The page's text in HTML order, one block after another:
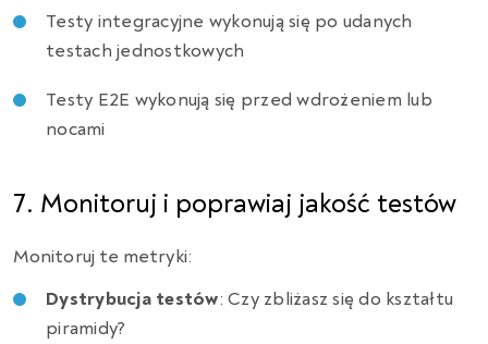
Testy integracyjne wykonują się po udanych
testach jednostkowych
Testy E2E wykonują się przed wdrożeniem lub
nocami
7. Monitoruj i poprawiaj jakość testów
Monitoruj te metryki:
Dystrybucja testów: Czy zbliżasz się do kształtu
piramidy?